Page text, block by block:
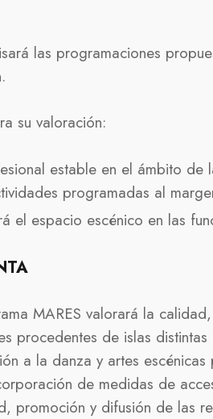
las programaciones
su valoración:
estable en el ámbito de
programadas al
el espacio escénico en las
MARES valorará la
procedentes de islas
a la danza y artes
de medidas de
y difusión de las